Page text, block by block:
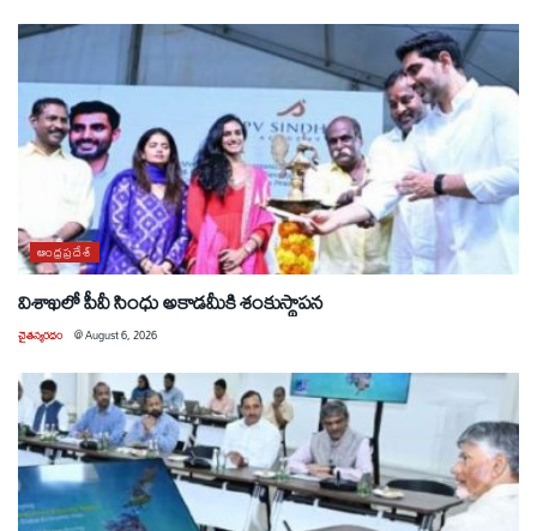
ఆంధ్రప్రదేశ్
విశాఖలో పీవీ సింధు అకాడమీకి శంకుస్థాపన
చైతన్యరధం @August 6, 2026